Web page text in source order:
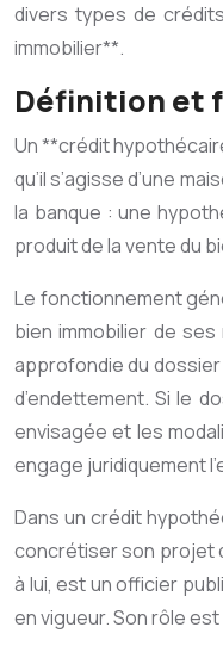
divers types de
immobilier**.
Définition et
Un **crédit
qu’il s’agisse d’une
la banque : une
produit de la vente du
Le fonctionnement
bien immobilier de
approfondie du
d’endettement. Si le
envisagée et les
engage juridiquement
Dans un crédit
concrétiser son projet
à lui, est un officier
en vigueur. Son rôle